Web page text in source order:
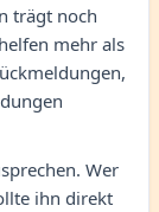
trägt noch
mehr als
Wer
ihn direkt